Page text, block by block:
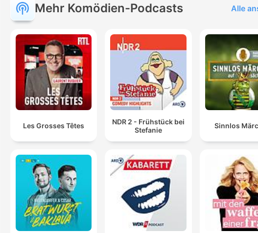
Mehr Komödien-Podcasts Alle
Les Grosses Têtes
NDR 2 - Frühstück bei
Stefanie
Sinnlos